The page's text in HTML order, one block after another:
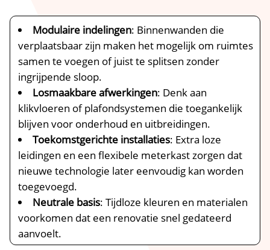
Modulaire indelingen: Binnenwanden die
verplaatsbaar zijn maken het mogelijk om ruimtes
samen te voegen of juist te splitsen zonder
ingrijpende sloop.​
Losmaakbare afwerkingen: Denk aan
klikvloeren of plafondsystemen die toegankelijk
blijven voor onderhoud en uitbreidingen.​
Toekomstgerichte installaties: Extra loze
leidingen en een flexibele meterkast zorgen dat
nieuwe technologie later eenvoudig kan worden
toegevoegd.​
Neutrale basis: Tijdloze kleuren en materialen
voorkomen dat een renovatie snel gedateerd
aanvoelt.​